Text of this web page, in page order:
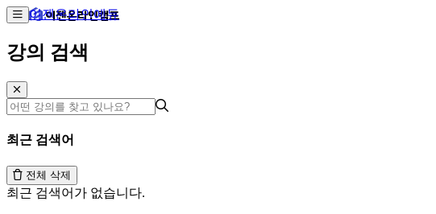
이젠온라인에듀
강의 검색
최근 검색어
전체 삭제
최근 검색어가 없습니다.